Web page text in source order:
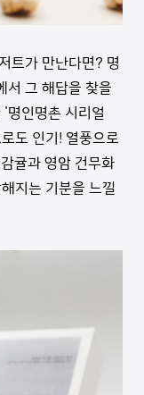
트가 만난다면? 명
서 그 해답을 찾을
명인명촌 시리얼
도 인기! 열풍으로
귤과 영암 건무화
지는 기분을 느낄